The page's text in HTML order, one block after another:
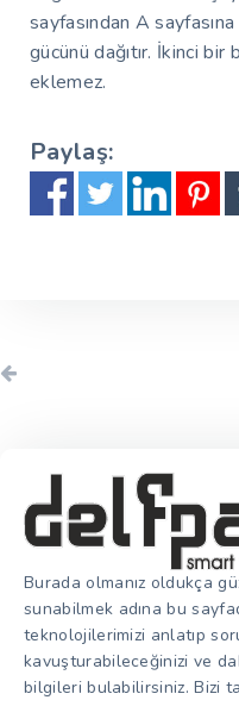
sayfasından A
gücünü dağıtır. İkinci bir
eklemez.
Paylaş:
Burada olmanız oldukça
sunabilmek adına bu
teknolojilerimizi anlatıp
kavuşturabileceğinizi ve
bilgileri bulabilirsiniz. Bizi